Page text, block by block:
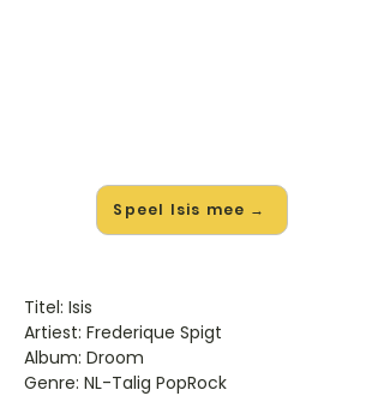
Speel Isis mee →
Titel: Isis
Artiest: Frederique Spigt
Album: Droom
Genre: NL-Talig PopRock